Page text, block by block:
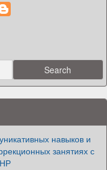
навыков и
занятиях с